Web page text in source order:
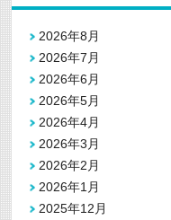
2026年8月
2026年7月
2026年6月
2026年5月
2026年4月
2026年3月
2026年2月
2026年1月
2025年12月